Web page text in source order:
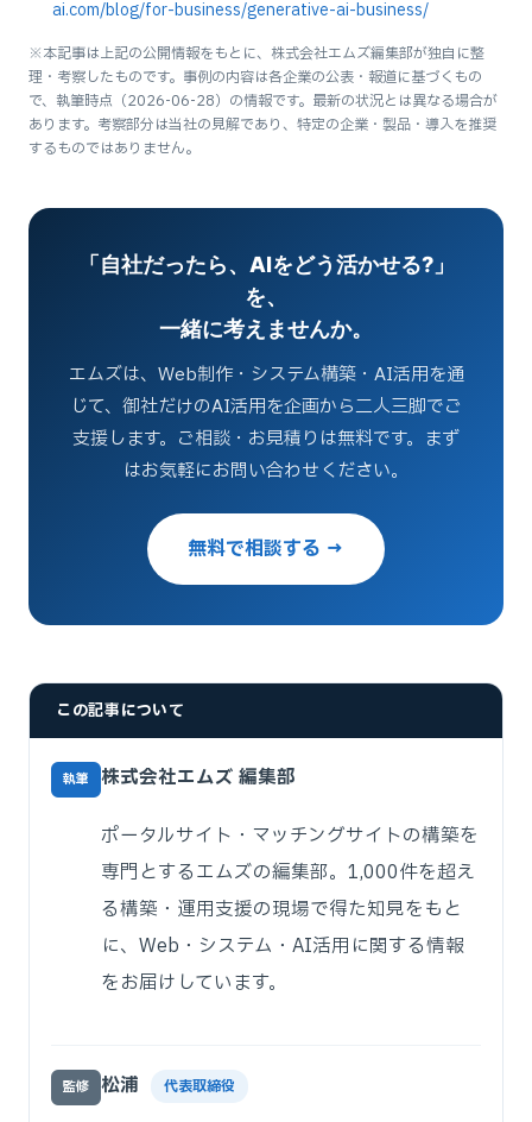
ai.com/blog/for-business/generative-ai-business/
※本記事は上記の公開情報をもとに、株式会社エムズ編集部が独自に整
理・考察したものです。事例の内容は各企業の公表・報道に基づくもの
で、執筆時点（2026-06-28）の情報です。最新の状況とは異なる場合が
あります。考察部分は当社の見解であり、特定の企業・製品・導入を推奨
するものではありません。
「自社だったら、AIをどう活かせる?」
を、
一緒に考えませんか。
エムズは、Web制作・システム構築・AI活用を通
じて、御社だけのAI活用を企画から二人三脚でご
支援します。ご相談・お見積りは無料です。まず
はお気軽にお問い合わせください。
無料で相談する →
この記事について
執筆 株式会社エムズ 編集部
ポータルサイト・マッチングサイトの構築を
専門とするエムズの編集部。1,000件を超え
る構築・運用支援の現場で得た知見をもと
に、Web・システム・AI活用に関する情報
をお届けしています。
監修 松浦 代表取締役